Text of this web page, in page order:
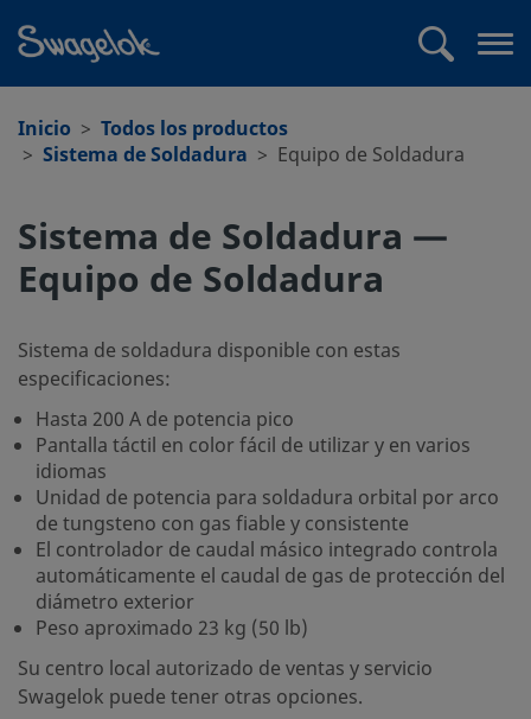
Inicio
Todos los productos
Sistema de Soldadura
Equipo de Soldadura
Sistema de Soldadura —
Equipo de Soldadura
Sistema de soldadura disponible con estas
especificaciones:
Hasta 200 A de potencia pico
Pantalla táctil en color fácil de utilizar y en varios
idiomas
Unidad de potencia para soldadura orbital por arco
de tungsteno con gas fiable y consistente
El controlador de caudal másico integrado controla
automáticamente el caudal de gas de protección del
diámetro exterior
Peso aproximado 23 kg (50 lb)
Su centro local autorizado de ventas y servicio
Swagelok puede tener otras opciones.